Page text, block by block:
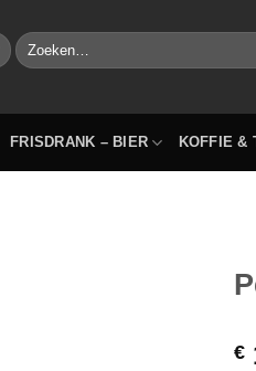
Zoeken
naar:
FRISDRANK – BIER KOFFIE &
€